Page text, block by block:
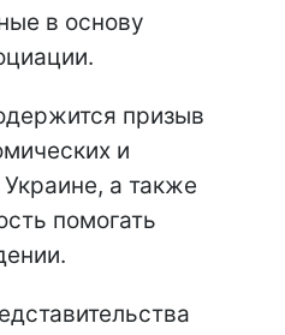
в основу
призыв
и
а также
помогать